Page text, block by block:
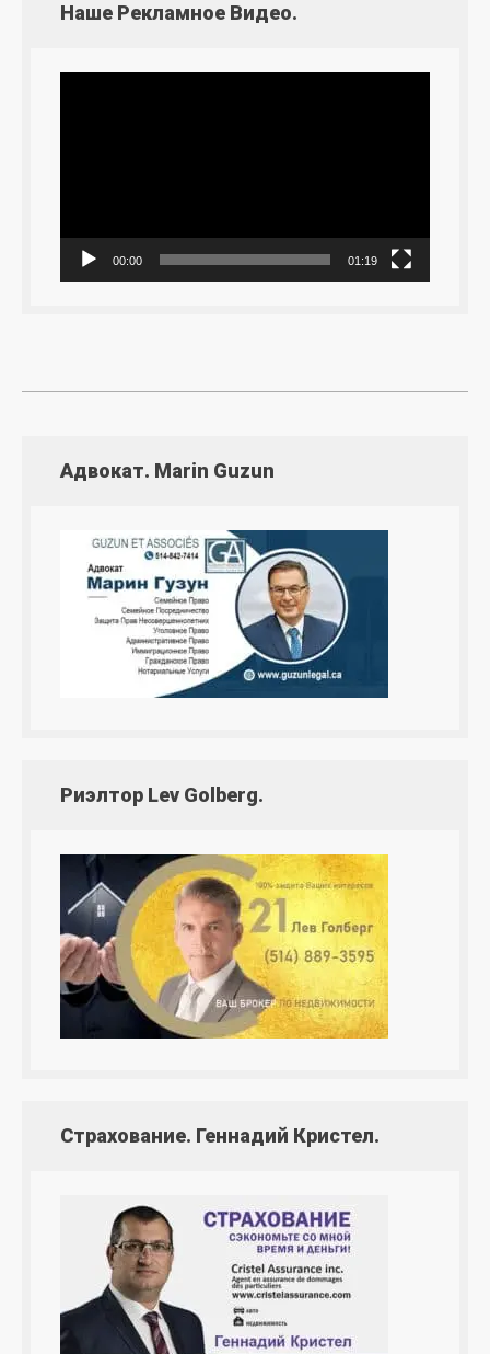
Наше Рекламное Видео.
00:00 01:19
Адвокат. Marin Guzun
Риэлтор Lev Golberg.
Страхование. Геннадий Кристел.